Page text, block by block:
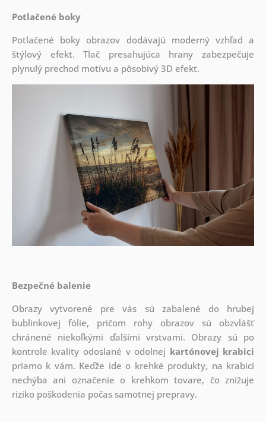
Potlačené boky
Potlačené boky obrazov dodávajú moderný vzhľad a
štýlový efekt. Tlač presahujúca hrany zabezpečuje
plynulý prechod motívu a pôsobivý 3D efekt.
Bezpečné balenie
Obrazy vytvorené pre vás sú zabalené do hrubej
bublinkovej fólie, pričom rohy obrazov sú obzvlášť
chránené niekoľkými ďalšími vrstvami. Obrazy sú po
kontrole kvality odoslané v odolnej kartónovej krabici
priamo k vám. Keďže ide o krehké produkty, na krabici
nechýba ani označenie o krehkom tovare, čo znižuje
riziko poškodenia počas samotnej prepravy.